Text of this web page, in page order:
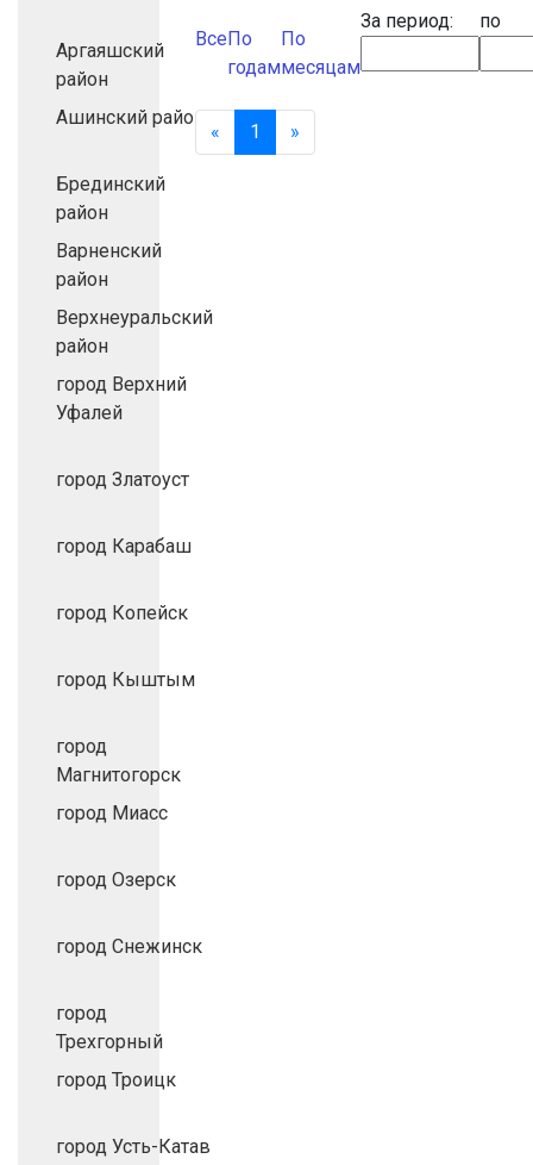
Аргаяшский
район
Ашинский район
Брединский
район
Варненский
район
Верхнеуральский
район
город Верхний
Уфалей
город Златоуст
город Карабаш
город Копейск
город Кыштым
город
Магнитогорск
город Миасс
город Озерск
город Снежинск
город
Трехгорный
город Троицк
город Усть-Катав
ВсеПо
годам
По
месяцам
За период: по
« Назад
1 (текущая)
»